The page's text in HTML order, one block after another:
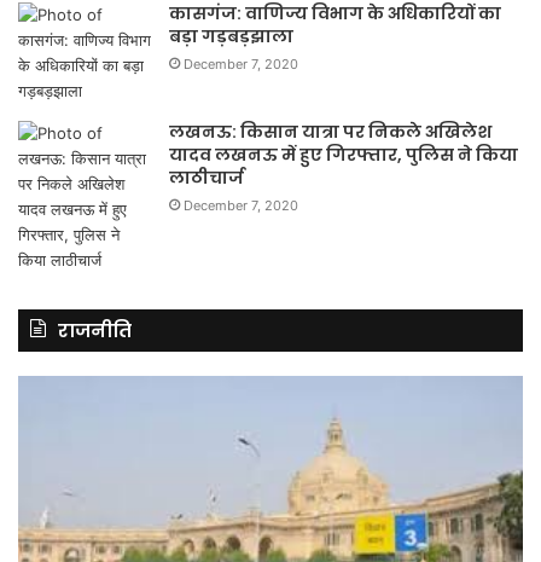
कासगंज: वाणिज्य विभाग के अधिकारियों का
बड़ा गड़बड़झाला
December 7, 2020
लखनऊ: किसान यात्रा पर निकले अखिलेश
यादव लखनऊ में हुए गिरफ्तार, पुलिस ने किया
लाठीचार्ज
December 7, 2020
राजनीति